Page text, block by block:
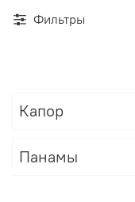
Фильтры
Капор
Панамы